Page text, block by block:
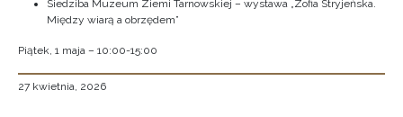
Siedziba Muzeum Ziemi Tarnowskiej – wystawa „Zofia Stryjeńska.
Między wiarą a obrzędem”
Piątek, 1 maja – 10:00-15:00
27 kwietnia, 2026